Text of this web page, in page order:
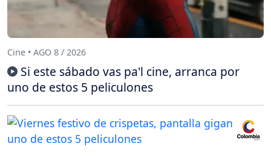
Cine • AGO 8 / 2026
Si este sábado vas pa'l cine, arranca por
uno de estos 5 peliculones